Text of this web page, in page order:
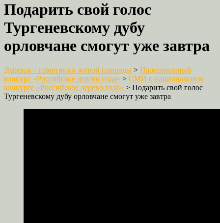
Подарить свой голос
Тургеневскому дубу
орловчане смогут уже завтра
Деревья – памятники живой природы > Национальный
конкурс «Российское дерево года» > СМИ о национальном
конкурсе «Российское дерево года» > Подарить свой голос
Тургеневскому дубу орловчане смогут уже завтра